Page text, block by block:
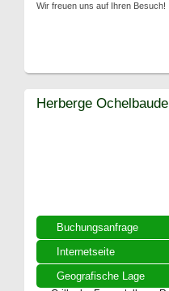
Wir freuen uns auf Ihren Besuch!
Buchungsanfrage
Internetseite
Geografische Lage
Herberge Ochelbaude